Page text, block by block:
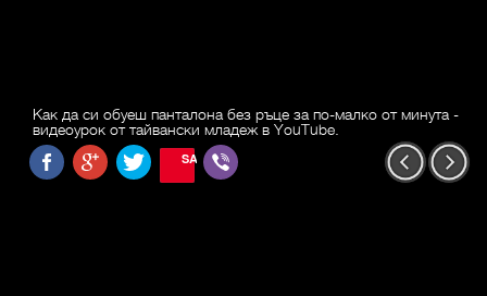
Как да си обуеш панталона без ръце за по-малко от минута -
видеоурок от тайвански младеж в YouTube.
SAVE